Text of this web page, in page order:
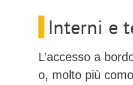
Interni e
L’accesso a
o, molto più